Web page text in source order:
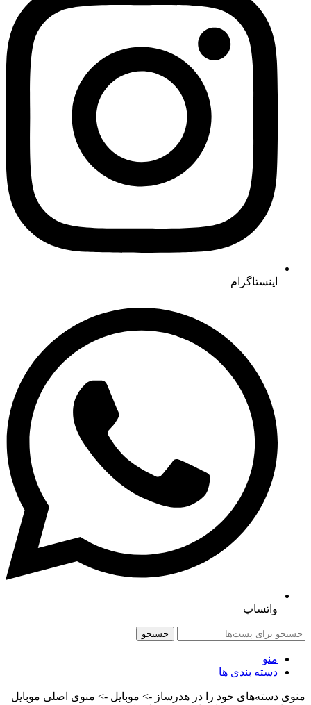
اینستاگرام
واتساپ
جستجو
منو
دسته بندی ها
منوی دسته‌های خود را در هدرساز -> موبایل -> منوی اصلی موبایل